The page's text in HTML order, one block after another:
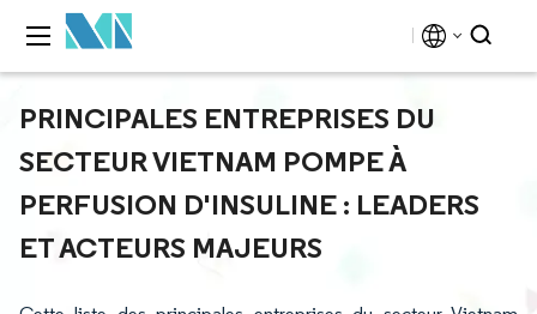
PRINCIPALES ENTREPRISES DU
SECTEUR VIETNAM POMPE À
PERFUSION D'INSULINE : LEADERS
ET ACTEURS MAJEURS